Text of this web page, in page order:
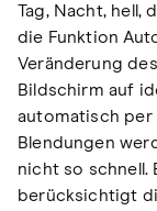
Tag, Nacht, hell,
die Funktion
Veränderung
Bildschirm auf
automatisch per
Blendungen
nicht so schnell.
berücksichtigt